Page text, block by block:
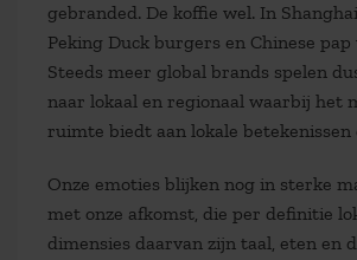
gebranded. De koffie wel. In
Peking Duck burgers en Chinese
Steeds meer global brands spelen
naar lokaal en regionaal waarbij het
ruimte biedt aan lokale betekenissen
Onze emoties blijken nog in sterke
met onze afkomst, die per definitie
dimensies daarvan zijn taal, eten en